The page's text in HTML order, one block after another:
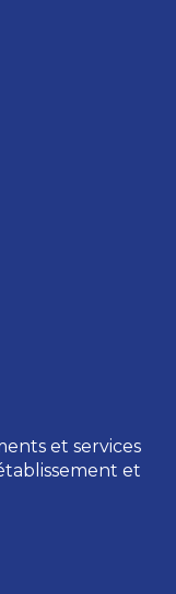
et services
et